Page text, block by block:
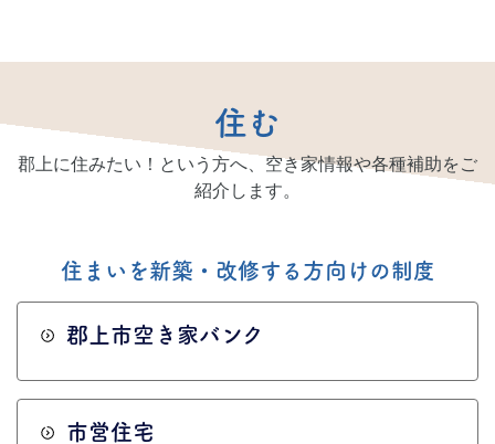
住む
郡上に住みたい！という方へ、空き家情報や各種補助をご
紹介します。
住まいを新築・改修する方向けの制度
郡上市空き家バンク
市営住宅